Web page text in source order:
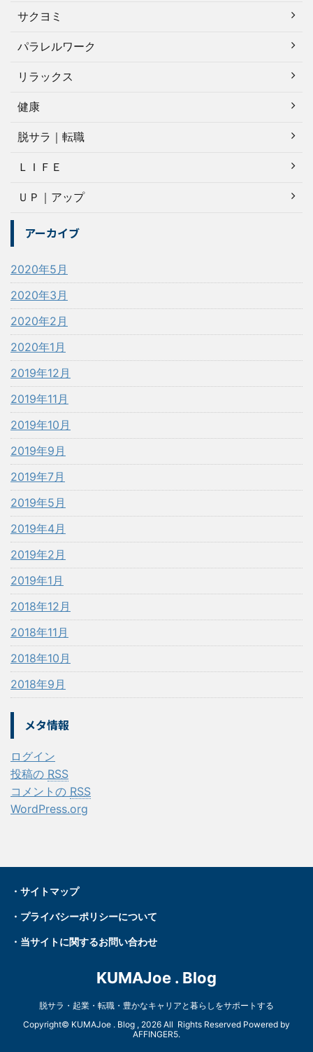
サクヨミ
パラレルワーク
リラックス
健康
脱サラ｜転職
ＬＩＦＥ
ＵＰ｜アップ
アーカイブ
2020年5月
2020年3月
2020年2月
2020年1月
2019年12月
2019年11月
2019年10月
2019年9月
2019年7月
2019年5月
2019年4月
2019年2月
2019年1月
2018年12月
2018年11月
2018年10月
2018年9月
メタ情報
ログイン
投稿の RSS
コメントの RSS
WordPress.org
・ サイトマップ
・プライバシーポリシーについて
・ 当サイトに関するお問い合わせ
KUMAJoe . Blog
脱サラ・起業・転職・豊かなキャリアと暮らしをサポートする
Copyright© KUMAJoe . Blog , 2026 All Rights Reserved Powered by
AFFINGER5.